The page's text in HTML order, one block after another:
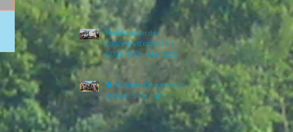
Modification des
collectes d’ordures à
GUERTING – Mai 2025
🛠️ Matinée Citoyenne du
samedi 5 avril 🌿